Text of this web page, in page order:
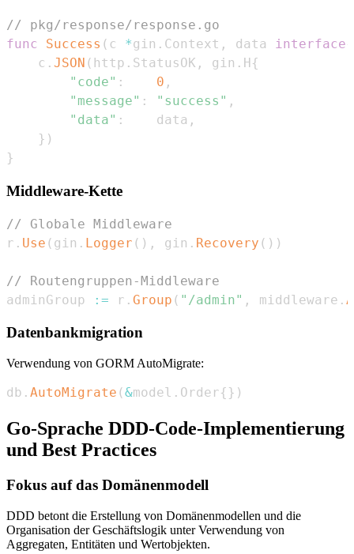
// pkg/response/response.go
func
Success ( c *gin . Context , data interface
    c
. JSON ( http . StatusOK , gin . H{
"code" : 0 ,
"message" : "success" ,
"data" :
    data
,
} )
}
Middleware-Kette
// Globale Middleware
r . Use ( gin . Logger ( ) , gin . Recovery ( ) )
// Routengruppen-Middleware
adminGroup
:= r . Group ( "/admin" , middleware .
Datenbankmigration
Verwendung von GORM AutoMigrate:
db . AutoMigrate (&model . Order{ } )
Go-Sprache DDD-Code-Implementierung
und Best Practices
Fokus auf das Domänenmodell
DDD betont die Erstellung von Domänenmodellen und die
Organisation der Geschäftslogik unter Verwendung von
Aggregaten, Entitäten und Wertobjekten.